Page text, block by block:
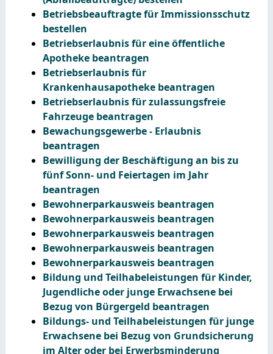
Betriebsbeauftragte für Immissionsschutz
bestellen
Betriebserlaubnis für eine öffentliche
Apotheke beantragen
Betriebserlaubnis für
Krankenhausapotheke beantragen
Betriebserlaubnis für zulassungsfreie
Fahrzeuge beantragen
Bewachungsgewerbe - Erlaubnis
beantragen
Bewilligung der Beschäftigung an bis zu
fünf Sonn- und Feiertagen im Jahr
beantragen
Bewohnerparkausweis beantragen
Bewohnerparkausweis beantragen
Bewohnerparkausweis beantragen
Bewohnerparkausweis beantragen
Bewohnerparkausweis beantragen
Bildung und Teilhabeleistungen für Kinder,
Jugendliche oder junge Erwachsene bei
Bezug von Bürgergeld beantragen
Bildungs- und Teilhabeleistungen für junge
Erwachsene bei Bezug von Grundsicherung
im Alter oder bei Erwerbsminderung